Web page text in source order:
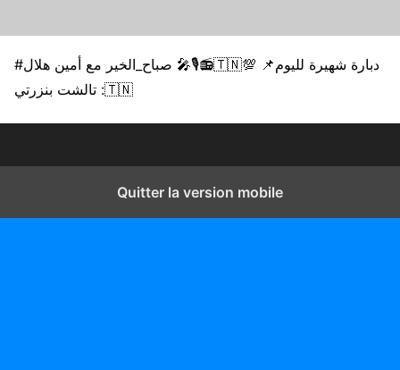
#صباح_الخير مع أمين هلال 🎤🎙️📻🇹🇳💯 📌دبارة شهيرة لليوم
: تالشت بنزرتي🇹🇳
Quitter la version mobile